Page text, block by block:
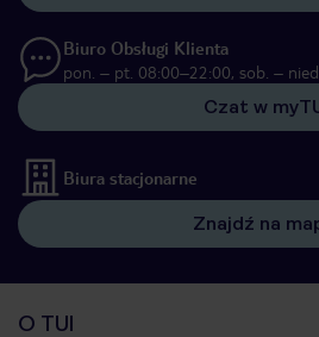
Biuro Obsługi Klienta
pon. – pt. 08:00–22:00, sob. –
Czat w
Biura stacjonarne
Znajdź na
O TUI